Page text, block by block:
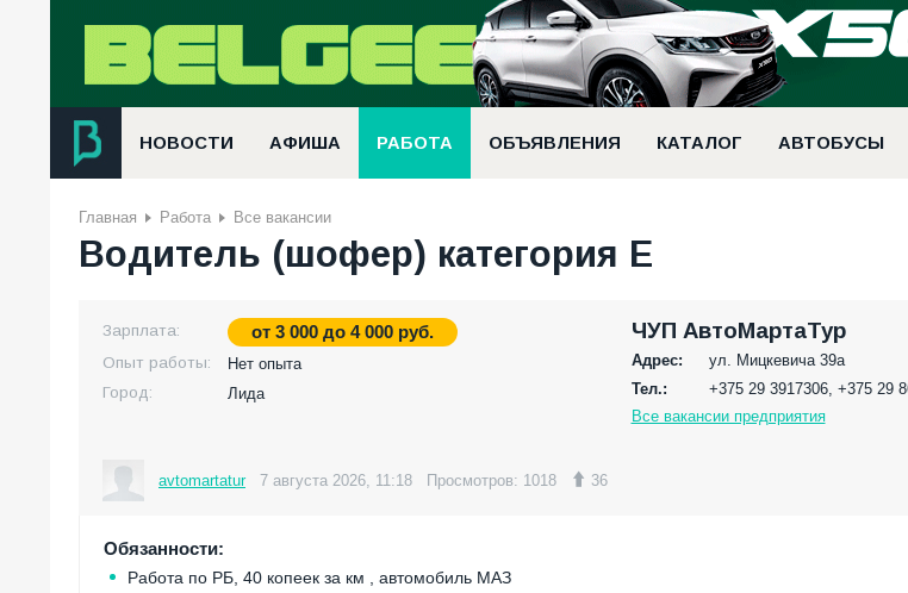
НОВОСТИ АФИША РАБОТА ОБЪЯВЛЕНИЯ КАТАЛОГ АВТОБУСЫ
Главная Работа Все вакансии
Водитель (шофер) категория Е
Зарплата: от 3 000до 4 000руб.
Опыт работы:
Нет опыта
Город:
Лида
ЧУП АвтоМартаТур
Адрес:
ул. Мицкевича 39а
Тел.:
+375 29 3917306, +375 29
Все вакансии предприятия
avtomartatur 7 августа 2026, 11:18 Просмотров: 1018 36
Обязанности:
Работа по РБ, 40 копеек за км , автомобиль МАЗ